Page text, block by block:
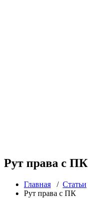
Рут права с ПК
Главная / Статьи
Рут права с ПК